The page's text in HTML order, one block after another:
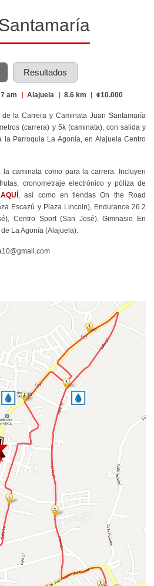
Resultados
7 am | Alajuela | 8.6 km | ¢10.000
la Carrera y Caminata Juan Santamaría
(carrera) y 5k (caminata), con salida y
Parroquia La Agonía, en Alajuela Centro
la caminata como para la carrera. Incluyen
cronometraje electrónico y póliza de
AQUÍ , así como en tiendas On the Road
Escazú y Plaza Lincoln), Endurance 26.2
Centro Sport (San José), Gimnasio En
La Agonía (Alajuela).
@gmail.com